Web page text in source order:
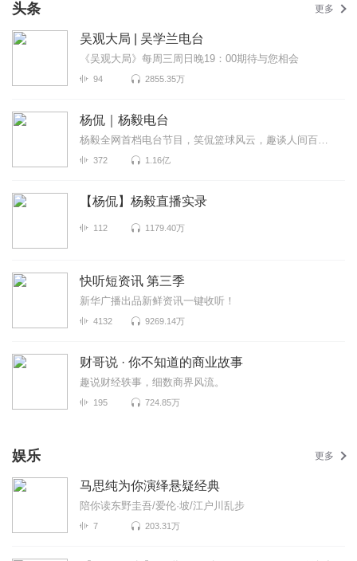
头条 更多
吴观大局 | 吴学兰电台
《吴观大局》每周三周日晚19：00期待与您相会
94 2855.35万
杨侃｜杨毅电台
杨毅全网首档电台节目，笑侃篮球风云，趣谈人间百态。在这里，你可以感受最精彩的赛事复盘，感受胜负之...
372 1.16亿
【杨侃】杨毅直播实录
112 1179.40万
快听短资讯 第三季
新华广播出品新鲜资讯一键收听！
4132 9269.14万
财哥说 · 你不知道的商业故事
趣说财经轶事，细数商界风流。
195 724.85万
娱乐 更多
马思纯为你演绎悬疑经典
陪你读东野圭吾/爱伦·坡/江户川乱步
7 203.31万